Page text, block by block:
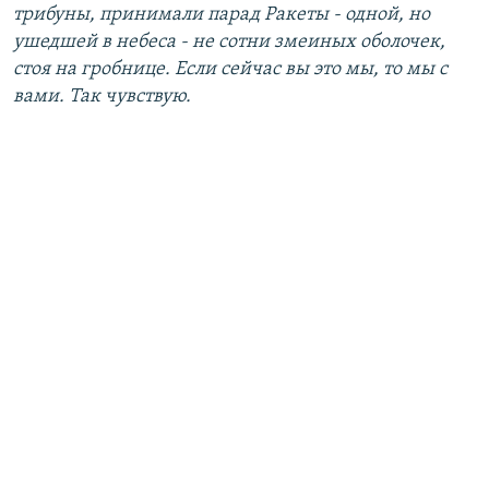
трибуны, принимали парад Ракеты - одной, но
ушедшей в небеса - не сотни змеиных оболочек,
стоя на гробнице. Если сейчас вы это мы, то мы с
вами. Так чувствую.